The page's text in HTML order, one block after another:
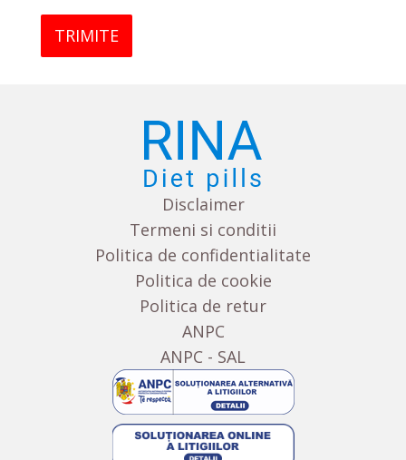
TRIMITE
Disclaimer
Termeni si conditii
Politica de confidentialitate
Politica de cookie
Politica de retur
ANPC
ANPC - SAL